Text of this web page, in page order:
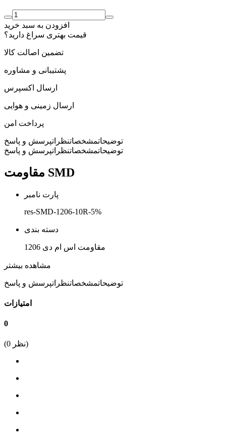
افزودن به سبد خرید
قیمت بهتری سراغ دارید؟
تضمین اصالت کالا
پشتیبانی و مشاوره
ارسال اکسپرس
ارسال زمینی و هوایی
پرداخت امن
توضیحاتمشخصاتنظراتپرسش و پاسخ
توضیحاتمشخصاتنظراتپرسش و پاسخ
مقاومت SMD
پارت نامبر
res-SMD-1206-10R-5%
دسته بندی
مقاومت اس ام دی 1206
پکیج
1206
نوع نصب
مشاهده بیشتر
توضیحاتمشخصاتنظراتپرسش و پاسخ
امتیازات
0
(0 نظر)